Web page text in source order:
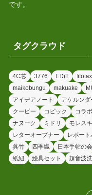
です。
タグクラウド
4C芯 3776 EDiT filofax
maikobungu
makuake
アイデアノート
アケルンダ
クーピー
コピック コラ
ナヌーク
ミドリ モレス
レターオープナー
レポート
呉竹
四季織 日本手帖の会
紙紐
絵具セット 超音波